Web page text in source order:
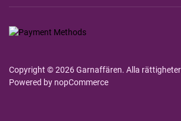
Copyright © 2026 Garnaffären. Alla
Powered by nopCommerce